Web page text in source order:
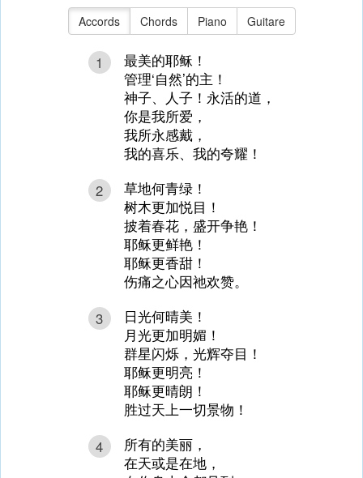
Accords Chords Piano Guitare
1
最美的耶稣！
管理‘自然’的主！
神子、人子！永活的道，
你是我所爱，
我所永感戴，
我的喜乐、我的夸耀！
2
草地何青绿！
树木更加悦目！
披着春花，盛开争艳！
耶稣更鲜艳！
耶稣更香甜！
伤痛之心因祂欢赞。
3
日光何晴美！
月光更加明媚！
群星闪烁，光辉夺目！
耶稣更明亮！
耶稣更晴朗！
胜过天上一切景物！
4
所有的美丽，
在天或是在地，